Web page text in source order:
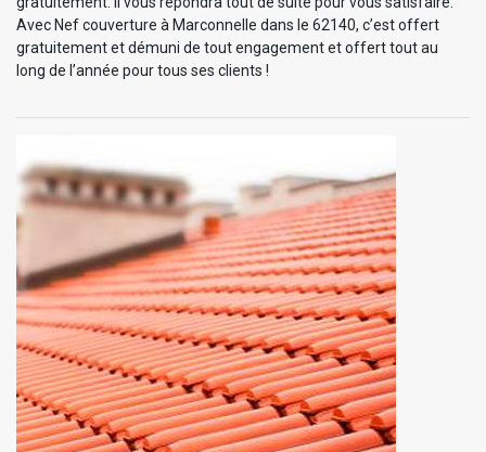
Avec Nef couverture à Marconnelle dans le 62140, c’est offert
gratuitement et démuni de tout engagement et offert tout au
long de l’année pour tous ses clients !